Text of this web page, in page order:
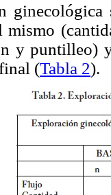
mismo
y puntilleo)
(Tabla 2).